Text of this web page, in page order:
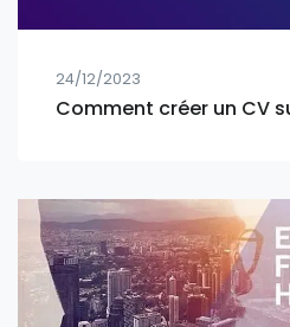
24/12/2023
Comment créer un CV